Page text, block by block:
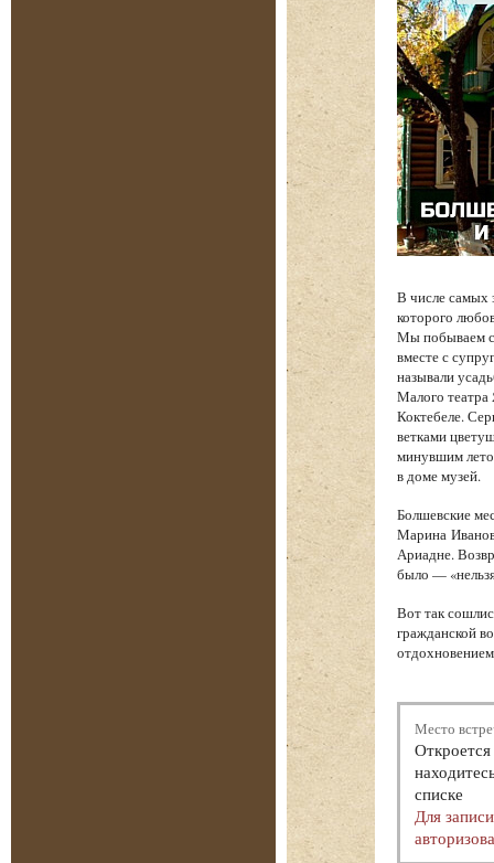
В числе самых
которого
Мы побываем с
вместе с
называли
Малого
Коктебеле.
ветками
минувшим
в доме музей.
Болшевские
Марина
Ариадне.
было —
Вот так
гражданской
Место
списке
Для